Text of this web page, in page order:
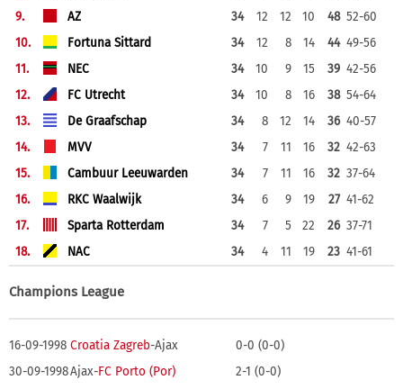
9.
AZ 34 12 12 10 48 52-60
10.
Fortuna Sittard 34 12 8 14 44 49-56
11.
NEC 34 10 9 15 39 42-56
12.
FC Utrecht 34 10 8 16 38 54-64
13.
De Graafschap 34 8 12 14 36 40-57
14.
MVV 34 7 11 16 32 42-63
15.
Cambuur Leeuwarden 34 7 11 16 32 37-64
16.
RKC Waalwijk 34 6 9 19 27 41-62
17.
Sparta Rotterdam 34 7 5 22 26 37-71
18.
NAC 34 4 11 19 23 41-61
Champions League
16-09-1998 Croatia Zagreb-Ajax
0-0 (0-0)
30-09-1998Ajax-FC Porto (Por)
2-1 (0-0)